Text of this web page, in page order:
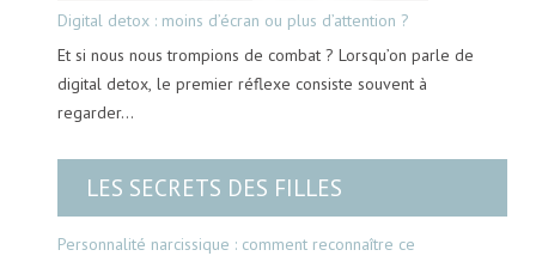
Digital detox : moins d’écran ou plus d’attention ?
Et si nous nous trompions de combat ? Lorsqu’on parle de
digital detox, le premier réflexe consiste souvent à
regarder…
LES SECRETS DES FILLES
Personnalité narcissique : comment reconnaître ce